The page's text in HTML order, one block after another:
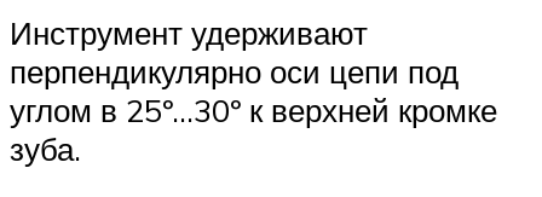
Инструмент удерживают
перпендикулярно оси цепи под
углом в 25º…30º к верхней кромке
зуба.